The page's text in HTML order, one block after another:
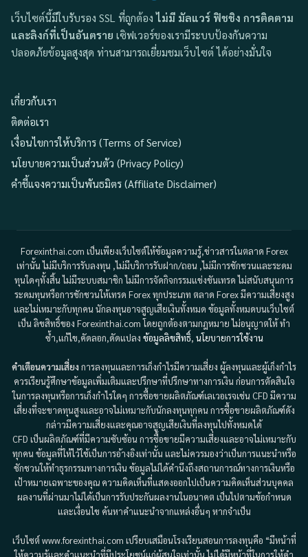
เว็บไซต์นี้มีใบรับรอง SSL ที่ถูกต้องไม่มี มัลแวร์ ฟิชชิง การติดตาม
และลิงก์ที่เป็นอันตราย เซิฟเวอร์ของเรามีระบบป้องกันความ
ปลอดภัยข้อมูลสูงสุด ท่านสามารถเยี่ยมชมเว็บไซต์ ได้อย่างมั่นใจ
เกี่ยวกับเรา
ติดต่อเรา
เงื่อนไขการให้บริการ (Terms of Service)
นโยบายความเป็นส่วนตัว (Privacy Policy)
คำชี้แจงความเป็นพันธมิตร (Affiliate Disclaimer)
Forexinthai.com เป็นเพียงเว็บไซต์ให้ข้อมูลความรู้,ข่าวสารในตลาด Forex
เท่านั้น ไม่มีบริการรับลงทุน ,ไม่มีบริการรับฝาก/ถอน ,ไม่มีการชักชวนและระดม
ทุนใดๆทั้งสิ้น ไม่มีระบบสมาชิก ไม่มีการจัดกิจกรรมแข่งขันเทรด ไม่สนับสนุนการ
ระดมทุนหรือการชักชวนให้เทรด Forex ทุกประเภท ตลาด Forex มีความเสี่ยงสูง
และไม่เหมาะกับทุกคน นักลงทุนอาจสูญเสียเงินทั้งหมด ข้อมูลทั้งหมดบนเว็บไซต์
เป็น ลิขสิทธิ์ของ Forexinthai.com โดยถูกต้องตามกฎหมาย ไม่อนุญาตให้ ทำ
ซ้ำ,แก้ไข,คัดลอก,ดัดแปลง ข้อมูลลิขสิทธิ์, นโยบายการใช้งาน
คำเตือนความเสี่ยงการลงทุนและการเก็งกำไรมีความเสี่ยง ผู้ลงทุนและผู้เก็งกำไร
ควรเรียนรู้ศึกษาข้อมูลเพิ่มเติมและปรึกษาที่ปรึกษาทางการเงิน ก่อนการตัดสินใจ
ในการลงทุนหรือการเก็งกำไรใดๆ การซื้อขายผลิตภัณฑ์เลเวอเรจเช่น CFD มีความ
เสี่ยงที่จะขาดทุนสูงและอาจไม่เหมาะกับนักลงทุนทุกคน การซื้อขายผลิตภัณฑ์ดัง
กล่าวมีความเสี่ยงและคุณอาจสูญเสียเงินที่ลงทุนไปทั้งหมดได้
CFD เป็นผลิตภัณฑ์ที่มีความซับซ้อน การซื้อขายมีความเสี่ยงและอาจไม่เหมาะกับ
ทุกคน ข้อมูลที่ให้ไว้ใช้เป็นการอ้างอิงเท่านั้น และไม่ควรมองว่าเป็นการแนะนำหรือ
ชักชวนให้ทำธุรกรรมทางการเงิน ข้อมูลไม่ได้คำนึงถึงสถานการณ์ทางการเงินหรือ
เป้าหมายเฉพาะของคุณ ความคิดเห็นที่แสดงออกไปเป็นความคิดเห็นส่วนบุคคล
ผลงานที่ผ่านมาไม่ได้เป็นการรับประกันผลงานในอนาคต เป็นไปตามข้อกำหนด
และเงื่อนไข ค้นหาคำแนะนำจากแหล่งอื่นๆ หากจำเป็น
เว็บไซต์ www.forexinthai.com เปรียบเสมือนโรงเรียนสอนการลงทุนคือ “มีหน้าที่